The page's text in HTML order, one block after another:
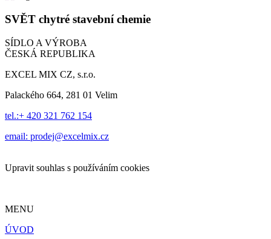
SVĚT chytré stavební chemie
SÍDLO A VÝROBA
ČESKÁ REPUBLIKA
EXCEL MIX CZ, s.r.o.
Palackého 664, 281 01 Velim
tel.:+ 420 321 762 154
email: prodej@excelmix.cz
Upravit souhlas s používáním cookies
MENU
ÚVOD